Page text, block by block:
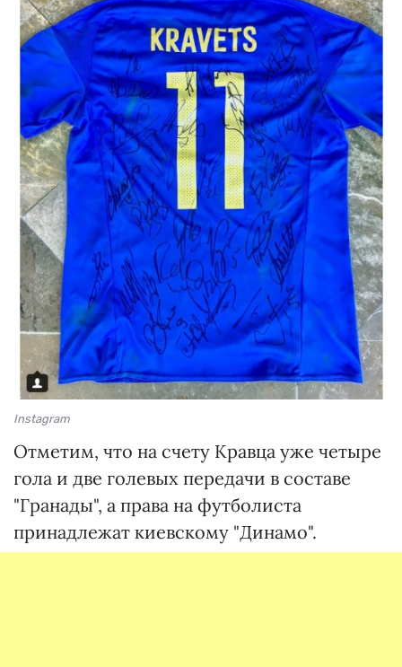
Instagram
Отметим, что на счету Кравца уже четыре
гола и две голевых передачи в составе
"Гранады", а права на футболиста
принадлежат киевскому "Динамо".